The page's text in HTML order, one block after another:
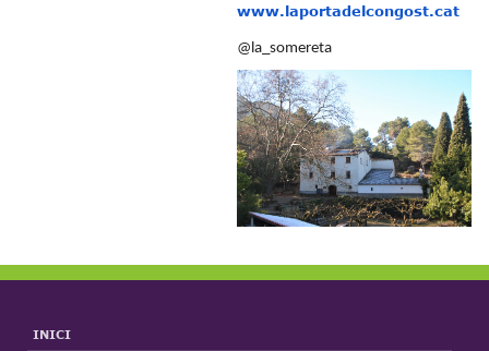
www.laportadelcongost.cat
@la_somereta
INICI